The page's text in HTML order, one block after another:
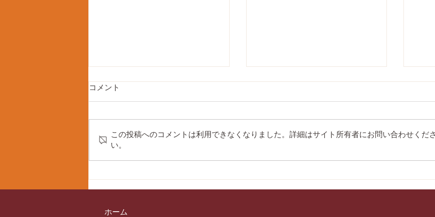
第43回双海剣道練成大会に
第28回愛媛県少年剣道選手権
第
コメント
この投稿へのコメントは利用できなくなりました。詳細はサイト所有者にお問い合わせくださ
い。
ホーム